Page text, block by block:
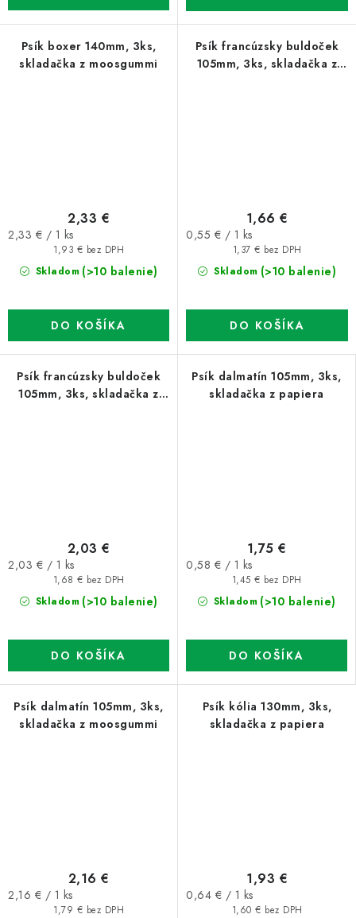
Psík boxer 140mm, 3ks,
skladačka z moosgummi
Skladom (>10 balenie)
1,93 € bez DPH
2,33 €
Jednotková
2,33 € / 1 ks
DO KOŠÍKA
Psík francúzsky buldoček
105mm, 3ks, skladačka z
Skladom (>10 balenie)
1,37 € bez DPH
1,66 €
Jednotková
0,55 € / 1 ks
DO KOŠÍKA
Psík francúzsky buldoček
105mm, 3ks, skladačka z
Skladom (>10 balenie)
1,68 € bez DPH
2,03 €
Jednotková
2,03 € / 1 ks
DO KOŠÍKA
Psík dalmatín 105mm, 3ks,
skladačka z papiera
Skladom (>10 balenie)
1,45 € bez DPH
1,75 €
Jednotková
0,58 € / 1 ks
DO KOŠÍKA
Psík dalmatín 105mm, 3ks,
skladačka z moosgummi
1,79 € bez DPH
2,16 €
Jednotková
2,16 € / 1 ks
Psík kólia 130mm, 3ks,
skladačka z papiera
1,60 € bez DPH
1,93 €
Jednotková
0,64 € / 1 ks